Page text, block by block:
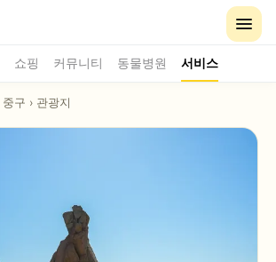
쇼핑 커뮤니티 동물병원 서비스
중구 › 관광지